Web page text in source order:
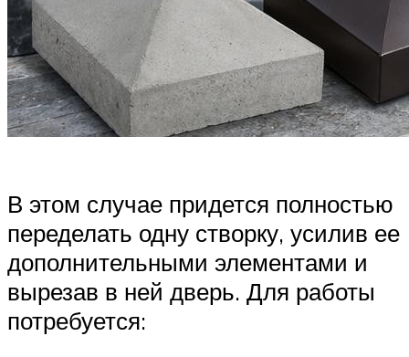
В этом случае придется полностью
переделать одну створку, усилив ее
дополнительными элементами и
вырезав в ней дверь. Для работы
потребуется: